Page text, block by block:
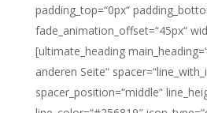
padding_top=“0px“
fade_animation_offset=“45px“
[ultimate_heading
anderen Seite“
spacer_position=“middle“